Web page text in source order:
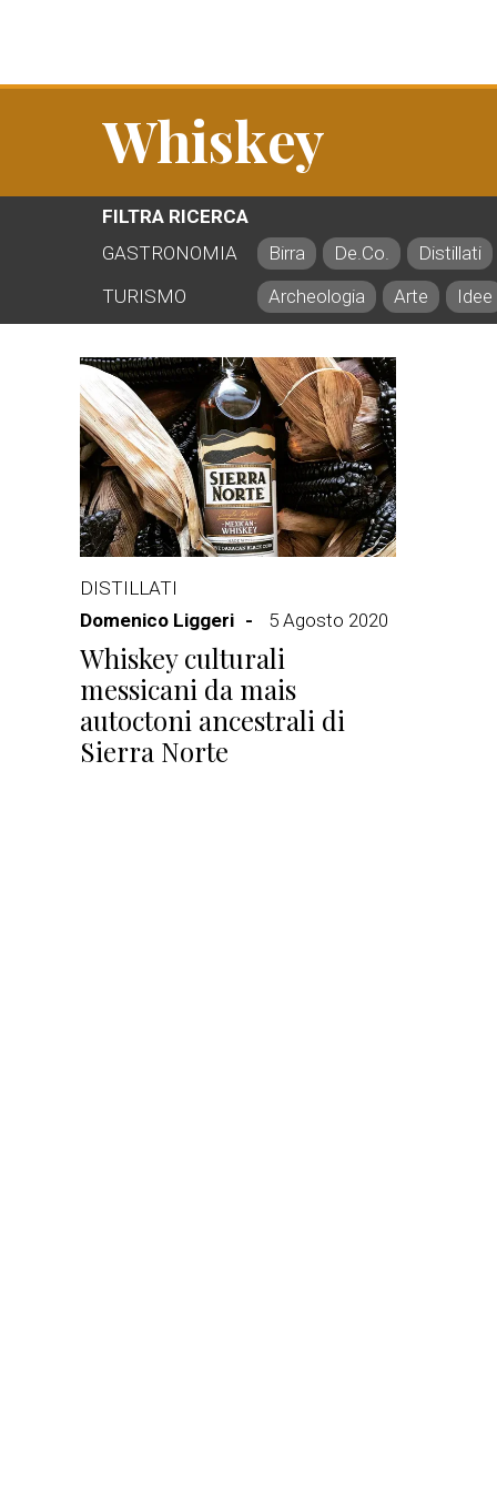
Whiskey
FILTRA RICERCA
GASTRONOMIA
Birra De.Co.
Distillati
TURISMO
Archeologia Arte Idee
DISTILLATI
Domenico Liggeri
5 Agosto 2020
Whiskey culturali
messicani da mais
autoctoni ancestrali di
Sierra Norte